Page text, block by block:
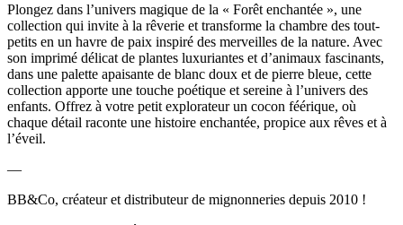
Plongez dans l’univers magique de la « Forêt enchantée », une
collection qui invite à la rêverie et transforme la chambre des tout-
petits en un havre de paix inspiré des merveilles de la nature. Avec
son imprimé délicat de plantes luxuriantes et d’animaux fascinants,
dans une palette apaisante de blanc doux et de pierre bleue, cette
collection apporte une touche poétique et sereine à l’univers des
enfants. Offrez à votre petit explorateur un cocon féérique, où
chaque détail raconte une histoire enchantée, propice aux rêves et à
l’éveil.
—
BB&Co, créateur et distributeur de mignonneries depuis 2010 !